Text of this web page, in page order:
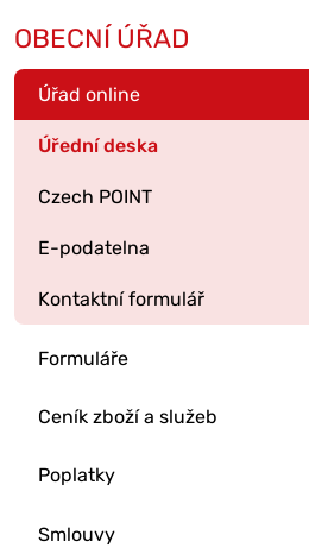
OBECNÍ ÚŘAD
Úřad online
Úřední deska
Czech POINT
E-podatelna
Kontaktní formulář
Formuláře
Ceník zboží a služeb
Poplatky
Smlouvy